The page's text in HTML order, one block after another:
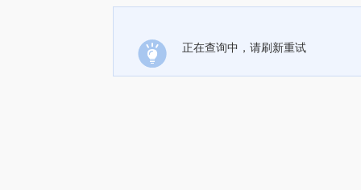
正在查询中，请刷新重试